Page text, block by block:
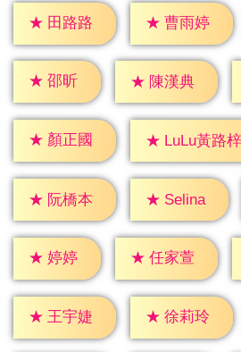
★ 田路路 ★ 曹雨婷
★ 邵昕 ★ 陳漢典
★ 顏正國 ★ LuLu黃路
★ 阮橋本 ★ Selina
★ 婷婷 ★ 任家萱
★ 王宇婕 ★ 徐莉玲